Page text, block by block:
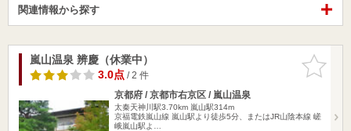
関連情報から探す
お気に入
りに追加
嵐山温泉 辨慶（休業中）
3.0点/ 2 件
京都府 / 京都市右京区 / 嵐山温泉
太秦天神川駅3.70km 嵐山駅314m
京福電鉄嵐山線 嵐山駅より徒歩5分、またはJR山陰本線 嵯
峨嵐山駅よ…